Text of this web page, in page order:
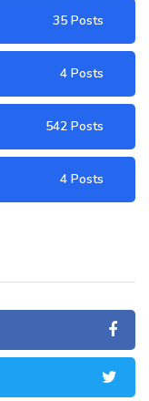
35 Posts
4 Posts
542 Posts
4 Posts